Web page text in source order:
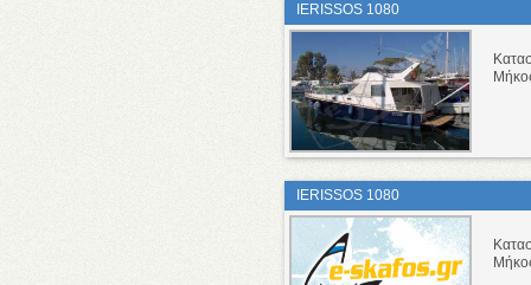
IERISSOS 1080
IERISSOS 1080